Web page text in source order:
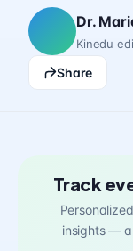
Dr.
Kinedu
Share
Track
insights —